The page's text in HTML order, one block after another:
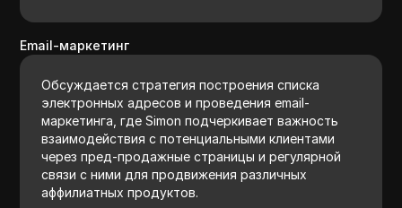
Email-маркетинг
Обсуждается стратегия построения списка
электронных адресов и проведения email-
маркетинга, где Simon подчеркивает важность
взаимодействия с потенциальными клиентами
через пред-продажные страницы и регулярной
связи с ними для продвижения различных
аффилиатных продуктов.